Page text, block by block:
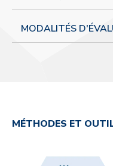
MODALITÉS
MÉTHODES ET